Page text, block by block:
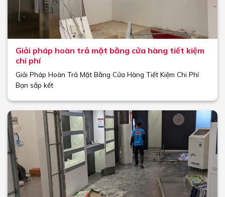
Giải pháp hoàn trả mặt bằng cửa hàng tiết kiệm
chi phí
Giải Pháp Hoàn Trả Mặt Bằng Cửa Hàng Tiết Kiệm Chi Phí
Bạn sắp kết